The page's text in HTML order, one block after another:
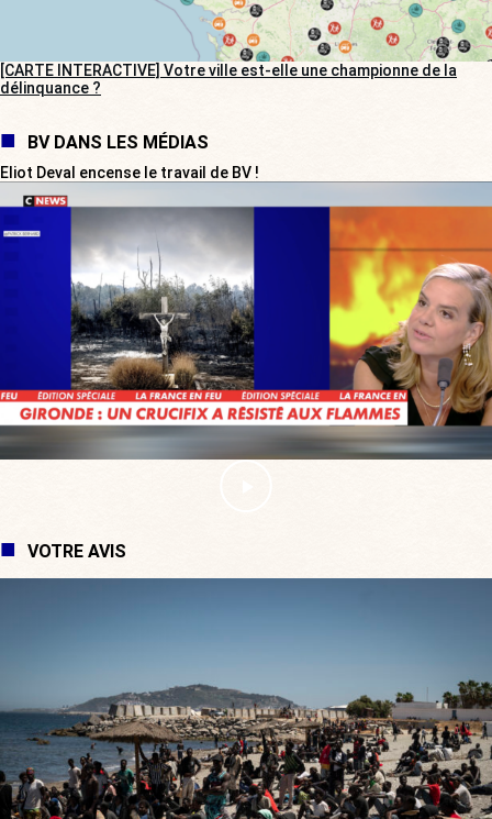
[CARTE INTERACTIVE] Votre ville est-elle une championne de la
délinquance ?
BV DANS LES MÉDIAS
Eliot Deval encense le travail de BV !
VOTRE AVIS